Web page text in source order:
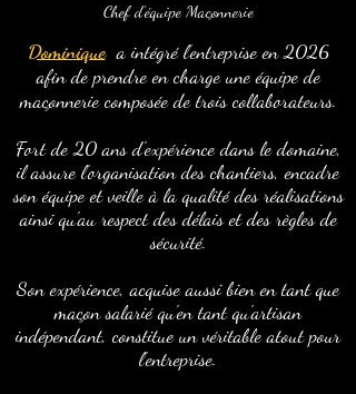
Chef d'équipe Maçonnerie
Dominique a intégré l'entreprise en 2026
afin de prendre en charge une équipe de
maçonnerie composée de trois collaborateurs.
Fort de 20 ans d'expérience dans le domaine,
il assure l'organisation des chantiers, encadre
son équipe et veille à la qualité des réalisations
ainsi qu'au respect des délais et des règles de
sécurité.
Son expérience, acquise aussi bien en tant que
maçon salarié qu'en tant qu'artisan
indépendant, constitue un véritable atout pour
l'entreprise.